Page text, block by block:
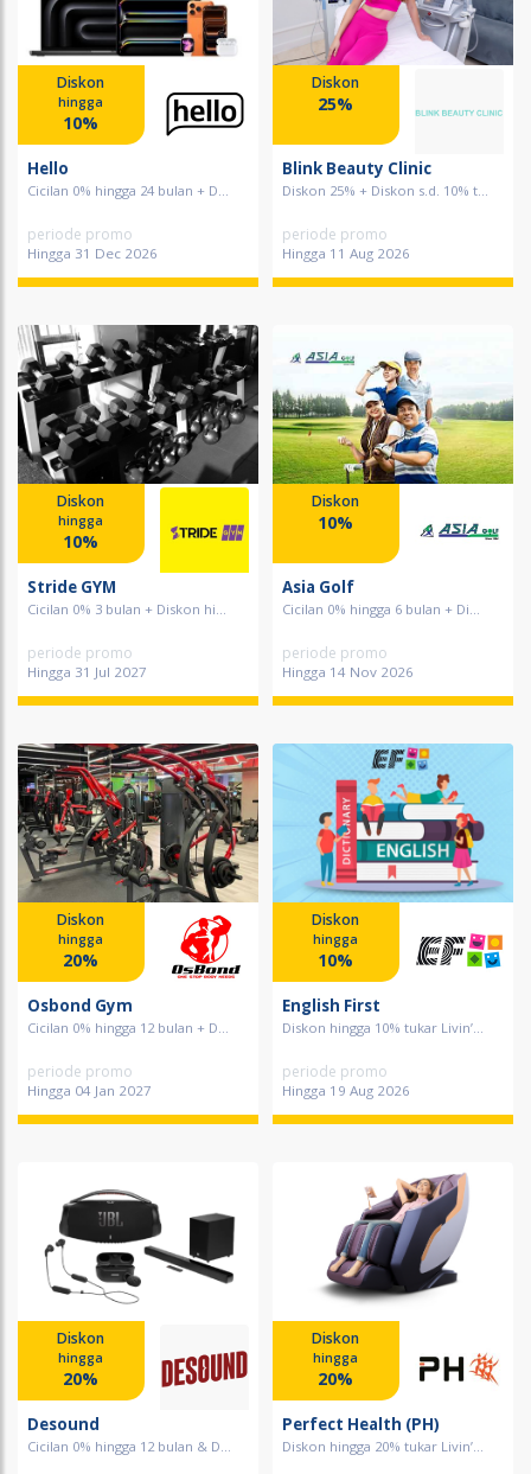
Diskon
hingga
10%
Hello
Cicilan 0% hingga 24 bulan + D...
periode promo
Hingga 31 Dec 2026
Diskon
25%
Blink Beauty Clinic
Diskon 25% + Diskon s.d. 10% t...
periode promo
Hingga 11 Aug 2026
Diskon
hingga
10%
Stride GYM
Cicilan 0% 3 bulan + Diskon hi...
periode promo
Hingga 31 Jul 2027
Diskon
10%
Asia Golf
Cicilan 0% hingga 6 bulan + Di...
periode promo
Hingga 14 Nov 2026
Diskon
hingga
20%
Osbond Gym
Cicilan 0% hingga 12 bulan + D...
periode promo
Hingga 04 Jan 2027
Diskon
hingga
10%
English First
Diskon hingga 10% tukar Livin’...
periode promo
Hingga 19 Aug 2026
Diskon
hingga
20%
Desound
Cicilan 0% hingga 12 bulan & D...
Diskon
hingga
20%
Perfect Health (PH)
Diskon hingga 20% tukar Livin’...